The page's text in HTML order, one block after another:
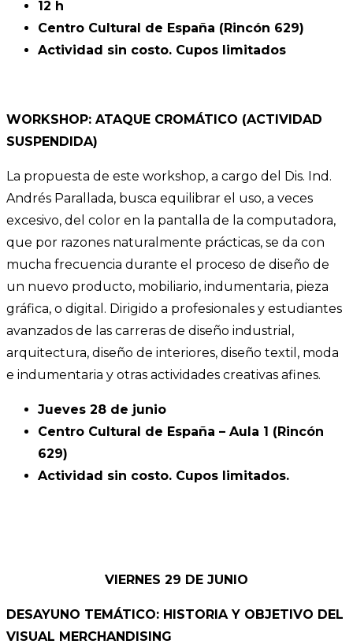
12 h
Centro Cultural de España (Rincón 629)
Actividad sin costo. Cupos limitados
WORKSHOP: ATAQUE CROMÁTICO (ACTIVIDAD
SUSPENDIDA)
La propuesta de este workshop, a cargo del Dis. Ind.
Andrés Parallada, busca equilibrar el uso, a veces
excesivo, del color en la pantalla de la computadora,
que por razones naturalmente prácticas, se da con
mucha frecuencia durante el proceso de diseño de
un nuevo producto, mobiliario, indumentaria, pieza
gráfica, o digital. Dirigido a profesionales y estudiantes
avanzados de las carreras de diseño industrial,
arquitectura, diseño de interiores, diseño textil, moda
e indumentaria y otras actividades creativas afines.
Jueves 28 de junio
Centro Cultural de España – Aula 1 (Rincón
629)
Actividad sin costo. Cupos limitados.
VIERNES 29 DE JUNIO
DESAYUNO TEMÁTICO: HISTORIA Y OBJETIVO DEL
VISUAL MERCHANDISING